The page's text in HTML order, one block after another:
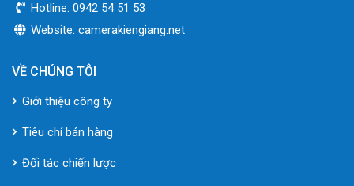
Hotline: 0942 54 51 53
Website: camerakiengiang.net
VỀ CHÚNG TÔI
Giới thiệu công ty
Tiêu chí bán hàng
Đối tác chiến lược